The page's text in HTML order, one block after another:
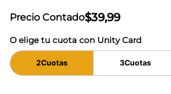
Precio Contado$39,99
O elige tu cuota con Unity Card
2Cuotas 3Cuotas